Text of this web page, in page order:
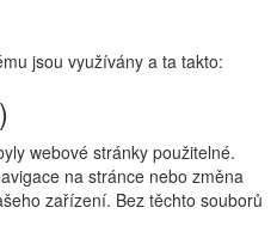
jsou využívány a ta takto:
webové stránky použitelné.
na stránce nebo změna
zařízení. Bez těchto souborů